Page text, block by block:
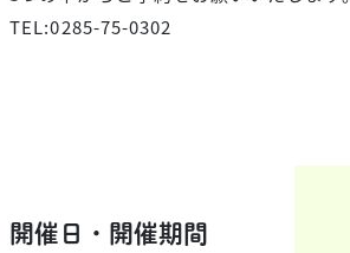
TEL:0285-75-0302
開催日・開催期間